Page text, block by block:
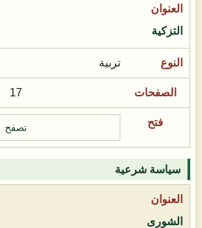
التزكية
تربية
17
تصفح
سياسة شرعية
الشورى